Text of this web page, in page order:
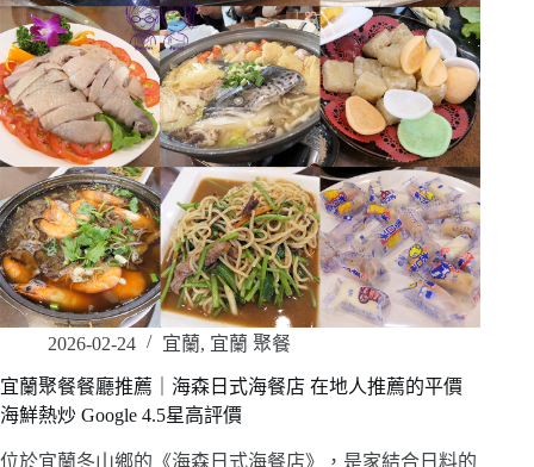
2026-02-24 宜蘭, 宜蘭 聚餐
宜蘭聚餐餐廳推薦｜海森日式海餐店 在地人推薦的平價
海鮮熱炒 Google 4.5星高評價
位於宜蘭冬山鄉的《海森日式海餐店》，是家結合日料的